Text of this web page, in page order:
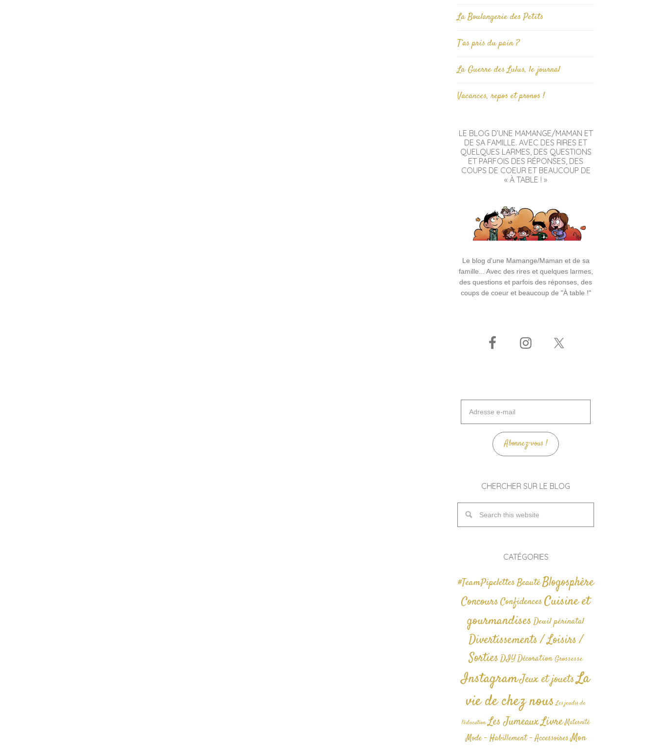
La Boulangerie des Petits
T’as pris du pain ?
La Guerre des Lulus, le journal
Vacances, repos et pronos !
LE BLOG D’UNE MAMANGE/MAMAN ET
DE SA FAMILLE. AVEC DES RIRES ET
QUELQUES LARMES, DES QUESTIONS
ET PARFOIS DES RÉPONSES, DES
COUPS DE COEUR ET BEAUCOUP DE
« À TABLE ! »
Le blog d'une Mamange/Maman et de sa
famille... Avec des rires et quelques larmes,
des questions et parfois des réponses, des
coups de coeur et beaucoup de "À table !"
mail
Abonnez-vous !
CHERCHER SUR LE BLOG
CATÉGORIES
#TeamPipelettesBeautéBlogosphère
ConcoursConfidences Cuisine et
gourmandises Deuil périnatal
Divertissements / Loisirs /
SortiesDIYDécoration Grossesse
InstagramJeux et jouetsLa
vie de chez nous Les jeudis de
l'éducation Les JumeauxLivre Maternité
Mode - Habillement - AccessoiresMon